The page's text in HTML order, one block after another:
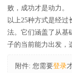
败，成功才是动力。
以上25种方式是经
法。它们涵盖了从基
子的当前能力出发，
附件: 您需要登录